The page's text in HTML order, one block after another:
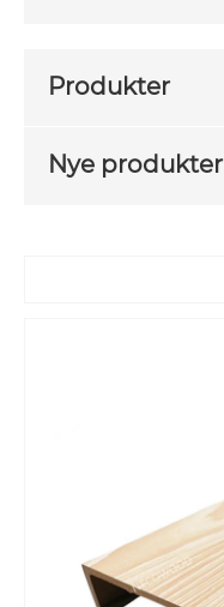
Produkter
Nye produkter